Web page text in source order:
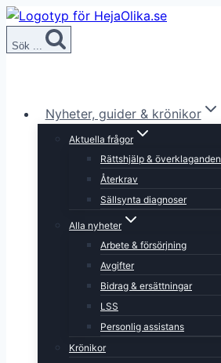
Skip
content
Sök ...
Nyheter, guider & krönikor
Aktuella frågor
Rättshjälp & överklaganden
Återkrav
Sällsynta diagnoser
Alla nyheter
Arbete & försörjning
Avgifter
Bidrag & ersättningar
LSS
Personlig assistans
Krönikor